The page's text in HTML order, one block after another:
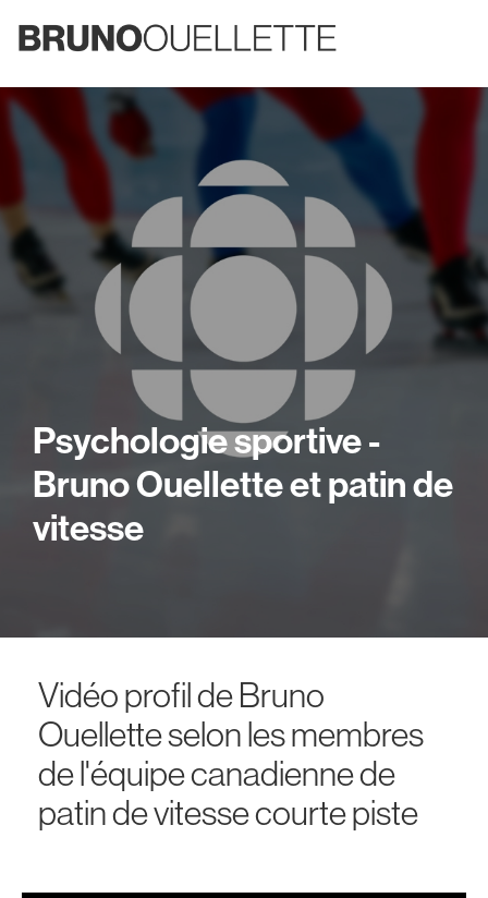
Psychologie sportive -
Bruno Ouellette et patin de
vitesse
Vidéo profil de Bruno
Ouellette selon les membres
de l'équipe canadienne de
patin de vitesse courte piste